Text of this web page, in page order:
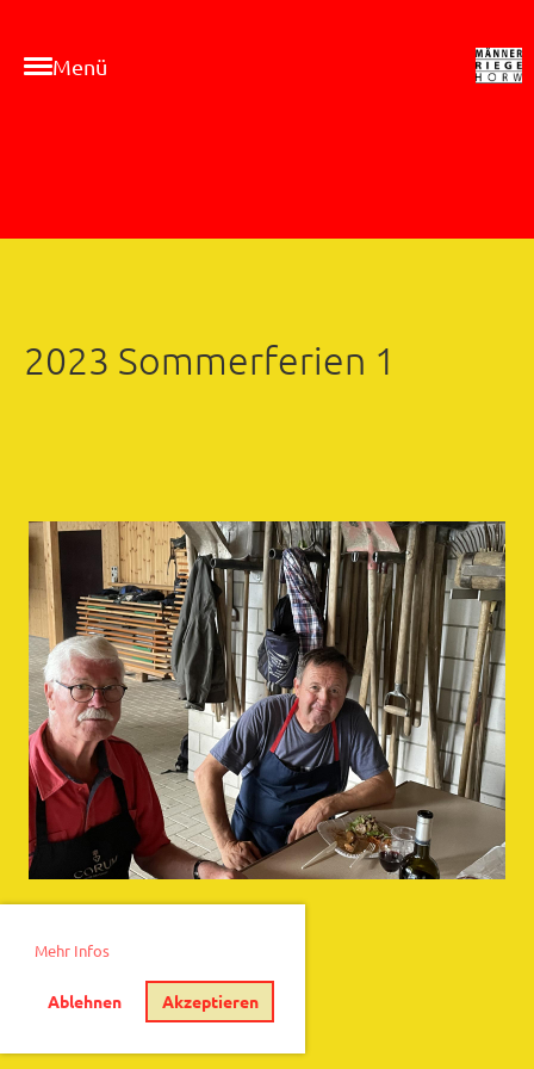
Mehr Infos
Ablehnen Akzeptieren
Menü
2023 Sommerferien 1